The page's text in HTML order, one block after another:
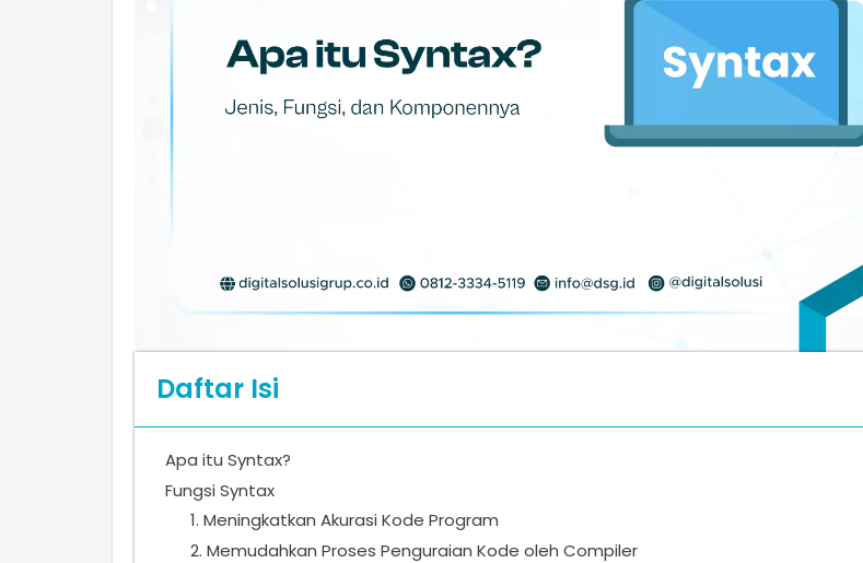
Daftar Isi
Apa itu Syntax?
Fungsi Syntax
1. Meningkatkan Akurasi Kode Program
2. Memudahkan Proses Penguraian Kode oleh Compiler